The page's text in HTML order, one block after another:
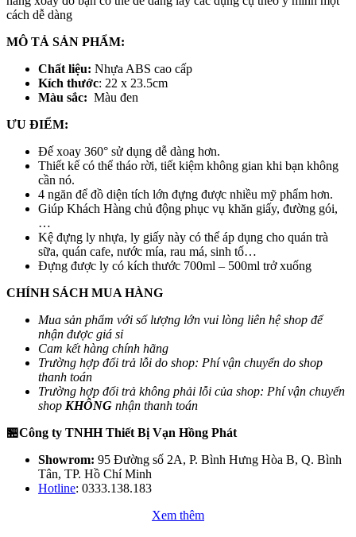
cách dễ dàng
MÔ TẢ SẢN PHẨM:
Chất liệu: Nhựa ABS cao cấp
Kích thước: 22 x 23.5cm
Màu sắc: Màu đen
ƯU ĐIỂM:
Đế xoay 360° sử dụng dễ dàng hơn.
Thiết kế có thể tháo rời, tiết kiệm không gian khi bạn không
cần nó.
4 ngăn để đồ diện tích lớn đựng được nhiều mỹ phẩm hơn.
Giúp Khách Hàng chủ động phục vụ khăn giấy, đường gói,
…
Kệ đựng ly nhựa, ly giấy này có thể áp dụng cho quán trà
sữa, quán cafe, nước mía, rau má, sinh tố…
Đựng được ly có kích thước 700ml – 500ml trở xuống
CHÍNH SÁCH MUA HÀNG
Mua sản phẩm với số lượng lớn vui lòng liên hệ shop để
nhận được giá sỉ
Cam kết hàng chính hãng
Trường hợp đổi trả lỗi do shop: Phí vận chuyển do shop
thanh toán
Trường hợp đổi trả không phải lỗi của shop: Phí vận chuyển
shop KHÔNG nhận thanh toán
🏪Công ty TNHH Thiết Bị Vạn Hồng Phát
Showrom: 95 Đường số 2A, P. Bình Hưng Hòa B, Q. Bình
Tân, TP. Hồ Chí Minh
Hotline: 0333.138.183
Xem thêm